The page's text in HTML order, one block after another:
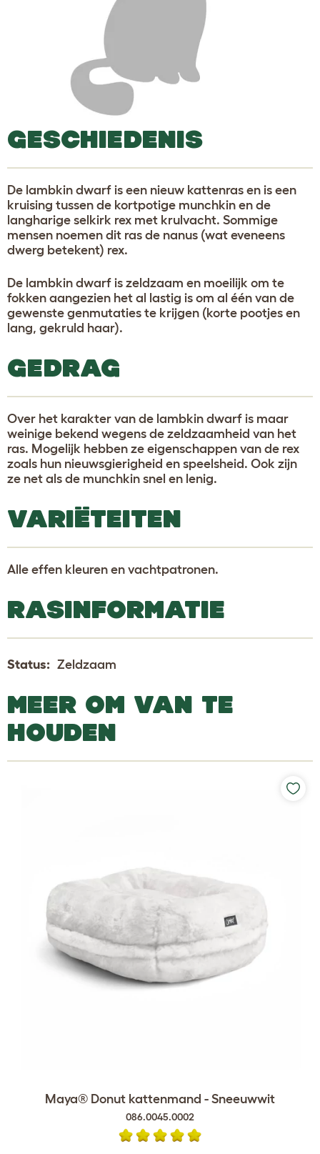
GESCHIEDENIS
De lambkin dwarf is een nieuw kattenras en is een
kruising tussen de kortpotige munchkin en de
langharige selkirk rex met krulvacht. Sommige
mensen noemen dit ras de nanus (wat eveneens
dwerg betekent) rex.
De lambkin dwarf is zeldzaam en moeilijk om te
fokken aangezien het al lastig is om al één van de
gewenste genmutaties te krijgen (korte pootjes en
lang, gekruld haar).
GEDRAG
Over het karakter van de lambkin dwarf is maar
weinige bekend wegens de zeldzaamheid van het
ras. Mogelijk hebben ze eigenschappen van de rex
zoals hun nieuwsgierigheid en speelsheid. Ook zijn
ze net als de munchkin snel en lenig.
VARIËTEITEN
Alle effen kleuren en vachtpatronen.
RASINFORMATIE
Status: Zeldzaam
MEER OM VAN TE
HOUDEN
Maya® Donut kattenmand - Sneeuwwit
086.0045.0002